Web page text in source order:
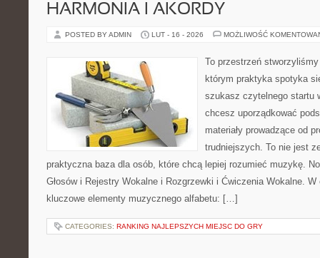
HARMONIA I AKORDY
POSTED BY ADMIN LUT - 16 - 2026 MOŻLIWOŚĆ
To przestrzeń
którym praktyka spotyka
szukasz czytelnego startu
chcesz uporządkować
materiały prowadzące od
trudniejszych. To nie jest
praktyczna baza dla osób, które chcą lepiej rozumieć muzykę.
Głosów i Rejestry Wokalne i Rozgrzewki i Ćwiczenia Wokalne.
kluczowe elementy muzycznego alfabetu: […]
CATEGORIES: RANKING NAJLEPSZYCH MIEJSC DO GRY